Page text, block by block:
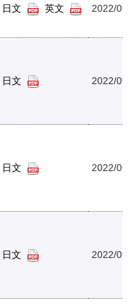
日文 英文 2022/09/
日文 2022/09/
日文 2022/09/
日文 2022/09/